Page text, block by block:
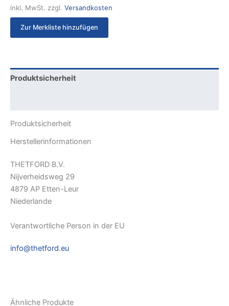
inkl. MwSt. zzgl. Versandkosten
Zur Merkliste hinzufügen
Produktsicherheit
Produktsicherheit
Herstellerinformationen
THETFORD B.V.
Nijverheidsweg 29
4879 AP Etten-Leur
Niederlande
Verantwortliche Person in der EU
info@thetford.eu
Ähnliche Produkte